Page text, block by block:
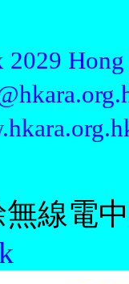
2029
線電